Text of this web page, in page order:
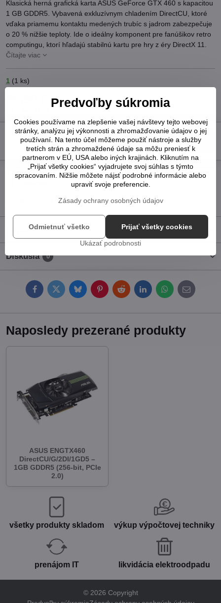
Klasická herná grafická karta ASUS GeForce GTX 460 s kapacitou
1 GB GDDR5. Vybavená exkluzívnym chladením DirectCU, ktoré
vďaka priamemu kontaktu medených trubíc s jadrom zabezpečuje
o 20 % nižšie teploty. Ide o ideálny komponent pre fanúšikov retro
computingu, ktorí hľadajú stabilnú kartu pre hry z éry DirectX 11.
Čítajte viac
1 (1 ks)
Do košíka
Pridať k Obľúbeným Otázka k produktu
Strážny pes
Diskusia 0
FacebookTwitterBlueskyPinterestRedditLinkedInWhatsApp
E-
mail
Naposledy prezerané produkty
ASUS ENGTX460
DirectCU/G/2DI/1GD5 –
1GB GDDR5 (256-bit, PCIe
2.0)
všetky produkty skladom výkup výpočtovej techniky
prenájom IT likvidácia elektroodpadu
© 2026 Copyright
Predvoľby súkromia
Cookies používame na zlepšenie vašej návštevy tejto webovej
stránky, analýzu jej výkonnosti a zhromažďovanie údajov o jej
používaní. Na tento účel môžeme použiť nástroje a služby
tretích strán a zhromaždené údaje sa môžu preniesť k
partnerom v EÚ, USA alebo iných krajinách. Kliknutím na
„Prijať všetky cookies“ vyjadrujete svoj súhlas s týmto
spracovaním. Nižšie môžete nájsť podrobné informácie alebo
upraviť svoje preferencie.
Zásady ochrany osobných údajov
Ukázať podrobnosti
Prijať všetky cookies
Odmietnuť všetko